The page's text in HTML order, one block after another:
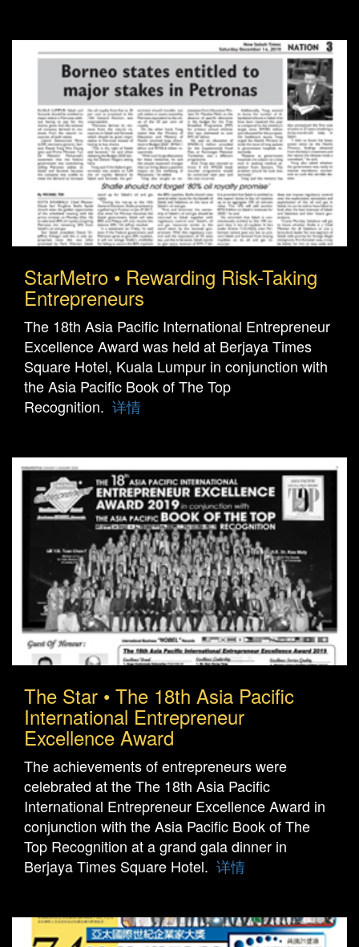
StarMetro • Rewarding Risk-Taking
Entrepreneurs
The 18th Asia Pacific International Entrepreneur
Excellence Award was held at Berjaya Times
Square Hotel, Kuala Lumpur in conjunction with
the Asia Pacific Book of The Top
Recognition. 详情
The Star • The 18th Asia Pacific
International Entrepreneur
Excellence Award
The achievements of entrepreneurs were
celebrated at the The 18th Asia Pacific
International Entrepreneur Excellence Award in
conjunction with the Asia Pacific Book of The
Top Recognition at a grand gala dinner in
Berjaya Times Square Hotel. 详情